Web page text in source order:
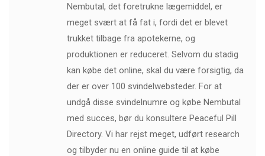
Nembutal, det foretrukne lægemiddel, er
meget svært at få fat i, fordi det er blevet
trukket tilbage fra apotekerne, og
produktionen er reduceret. Selvom du stadig
kan købe det online, skal du være forsigtig, da
der er over 100 svindelwebsteder. For at
undgå disse svindelnumre og købe Nembutal
med succes, bør du konsultere Peaceful Pill
Directory. Vi har rejst meget, udført research
og tilbyder nu en online guide til at købe